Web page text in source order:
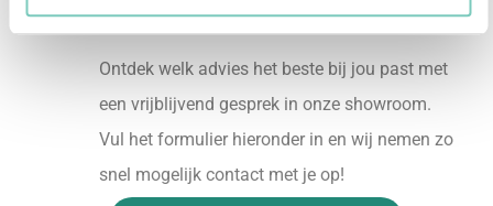
✓ Advies van onze woonspecialist
Ontdek welk advies het beste bij jou past met
een vrijblijvend gesprek in onze showroom.
Vul het formulier hieronder in en wij nemen zo
snel mogelijk contact met je op!